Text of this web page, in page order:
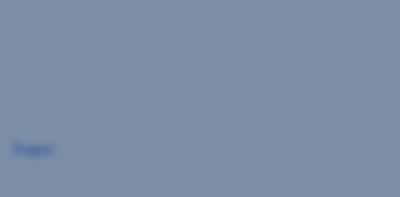
Înapoi